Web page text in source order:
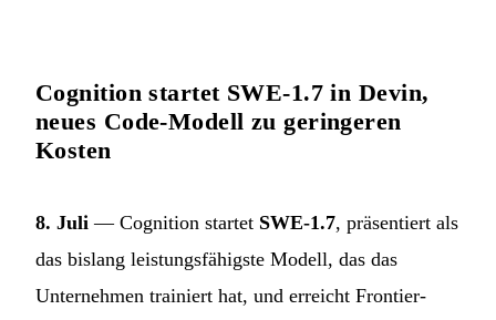
Cognition startet SWE-1.7 in Devin,
neues Code-Modell zu geringeren
Kosten
8. Juli — Cognition startet SWE-1.7, präsentiert als
das bislang leistungsfähigste Modell, das das
Unternehmen trainiert hat, und erreicht Frontier-